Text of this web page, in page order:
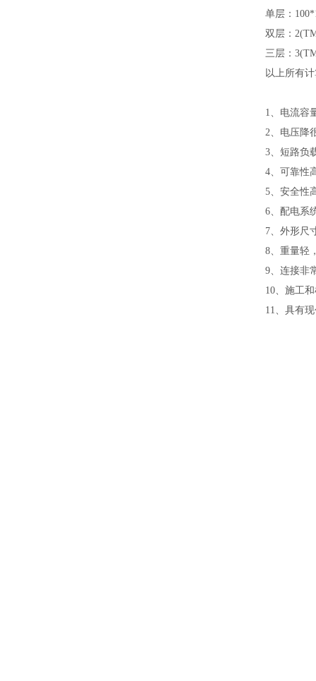
单层：
双层：
三层：
以上所有
1、电流容
2、电压降
3、短路负
4、可靠性
5、安全性
6、配电系
7、外形尺
8、重量轻
9、连接非
10、施工
11、具有